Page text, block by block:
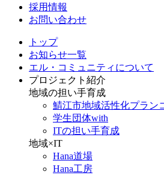
採用情報
お問い合わせ
トップ
お知らせ一覧
エル・コミュニティについて
プロジェクト紹介
地域の担い手育成
鯖江市地域活性化プラン
学生団体with
ITの担い手育成
地域×IT
Hana道場
Hana工房